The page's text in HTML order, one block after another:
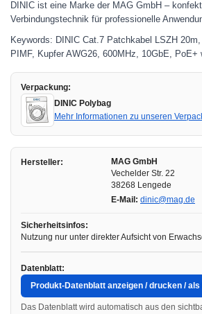
DINIC ist eine Marke der MAG GmbH –
Verbindungstechnik für professionelle
Keywords: DINIC Cat.7 Patchkabel LSZH
PIMF, Kupfer AWG26, 600MHz, 10GbE, PoE+
Verpackung:
DINIC Polybag
Mehr Informationen zu unseren
Hersteller:
MAG GmbH
Vechelder Str. 22
38268 Lengede
E-Mail: dinic@mag.de
Sicherheitsinfos:
Nutzung nur unter direkter Aufsicht von
Datenblatt:
Produkt-Datenblatt anzeigen / drucken /
Das Datenblatt wird automatisch aus den